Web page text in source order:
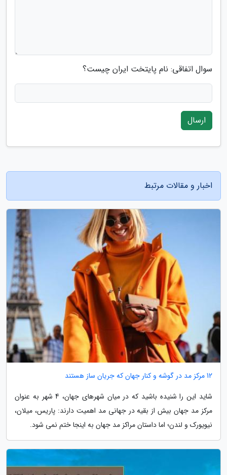
سوال اتفاقی: نام پایتخت ایران چیست؟
ارسال
اخبار و مقالات مرتبط
12 مرکز مد در گوشه و کنار جهان که جریان ساز هستند
شاید این را شنیده باشید که در میان شهرهای جهان، 4 شهر به عنوان
مرکز مد جهان بیش از بقیه در جهانی مد اهمیت دارند: پاریس، میلان،
نیویورک و لندن؛ اما داستان مراکز مد جهان به اینجا ختم نمی شود.